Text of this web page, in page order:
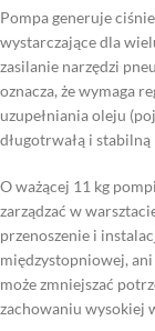
Pompa generuje
wystarczające dla
zasilanie narzędzi
oznacza, że wymaga
uzupełniania oleju
długotrwałą i
O ważącej 11 kg
zarządzać w
przenoszenie i
międzystopniowej,
może zmniejszać
zachowaniu wysokiej